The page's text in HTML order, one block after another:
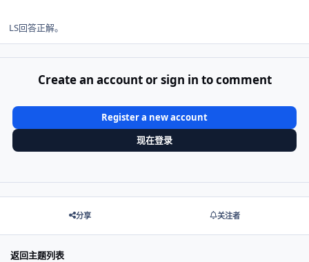
LS回答正解。
Create an account or sign in to comment
Register a new account
现在登录
分享 关注者
返回主题列表